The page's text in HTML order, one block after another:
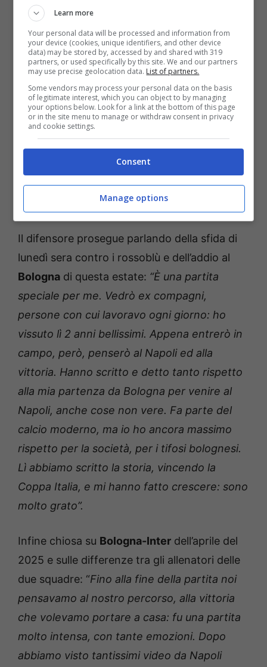
calcio si evolve sempre. Già a Bologna ero
abituato a fare una fase di pressione alta e
mi piace molto giocare così: quando prendi la
palla più alto, sei più vicino alla porta ed hai
più probabilità di fare gol e giocare veloce.
Comunicazione? Sia senza che con la palla
devi comunicare sempre tra portieri,
difensori e centrocampisti”.
Le parole di Beukema
sull’addio al Bologna
Il difensore prosegue parlando della sfida di
lunedì sera contro i rossoblù e dell’addio al
Bologna di questa estate: “È una partita
speciale per me. Vedrò ex compagni,
persone con cui lavoravo ogni giorno: ho
vissuto lì 2 anni bellissimi. Appena entrerò in
campo, però, penserò al Napoli ed alla
vittoria. Hanno scritto e detto tanto rispetto
alla mia partenza da Bologna per venire al
Napoli, anche cose non vere. Fa parte del
calcio moderno, ma io ho ancora massimo
rispetto per la società, per i tifosi bolognesi.
Lì abbiamo scritto la storia, vincendo la
Coppa Italia, e mi hanno fatto crescere: sono
molto grato”.
Infine chiosa su Bologna-Inter dell’aprile del
2025 e sulle differenze tra gli allenatori delle
due squadre: “Fino alla fine della partita noi
pensavamo al nostro percorso, alla vittoria
che volevamo portare a casa: fu una partita
molto intensa, con tante emozioni. Dopo
abbiamo visto tantissimi video da Napoli
Learn more
Your personal data will be processed and information from
your device (cookies, unique identifiers, and other device
data) may be stored by, accessed by and shared with 319
partners, or used specifically by this site. We and our partners
may use precise geolocation data. List of partners.
Some vendors may process your personal data on the basis
of legitimate interest, which you can object to by managing
your options below. Look for a link at the bottom of this page
or in the site menu to manage or withdraw consent in privacy
and cookie settings.
Consent
Manage options